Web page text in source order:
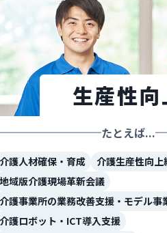
生産性向
たとえば...
介護人材確保・育成
介護生産性向
地域版介護現場革新会議
介護事業所の業務改善支援・モデル事
介護ロボット・ICT導入支援